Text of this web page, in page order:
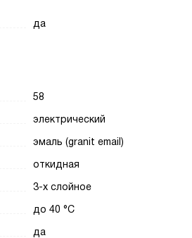
да
58
электрический
эмаль (granit email)
откидная
3-х слойное
до 40 °С
да